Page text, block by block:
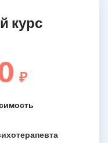
курс
₽